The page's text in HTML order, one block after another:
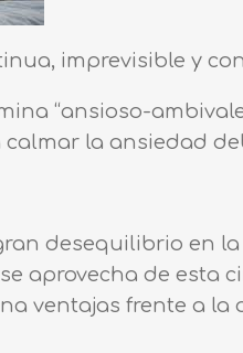
imprevisible y
“ansioso-
la ansiedad
desequilibrio en
aprovecha de esta
ventajas frente a